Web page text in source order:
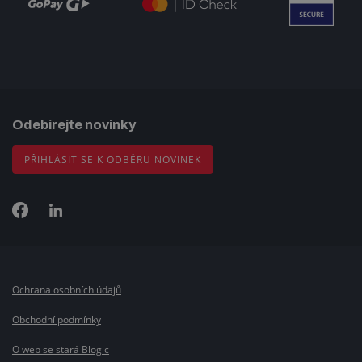
Odebírejte novinky
PŘIHLÁSIT SE K ODBĚRU NOVINEK
Ochrana osobních údajů
Obchodní podmínky
O web se stará Blogic